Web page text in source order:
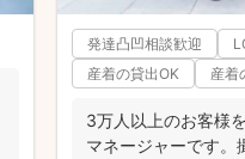
発達凸凹相談歓迎
産着の貸出OK
産着
3万人以上のお客様
マネージャーです。